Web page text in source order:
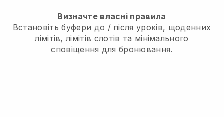
Визначте власні правила
Встановіть буфери до / після уроків, щоденних
лімітів, лімітів слотів та мінімального
сповіщення для бронювання.